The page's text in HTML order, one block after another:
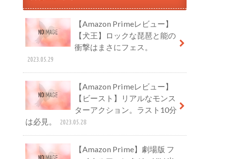
【Amazon Primeレビュー】
【犬王】ロックな琵琶と能の
衝撃はまさにフェス。
2023.05.29
【Amazon Primeレビュー】
【ビースト】リアルなモンス
ターアクション。ラスト10分
は必見。
2023.05.28
【Amazon Prime】劇場版 フ